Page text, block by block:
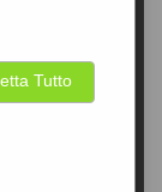
Tutto